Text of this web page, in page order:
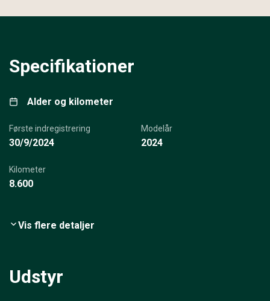
Specifikationer
Alder og kilometer
Første indregistrering
30/9/2024
Modelår
2024
Kilometer
8.600
Vis flere detaljer
Udstyr